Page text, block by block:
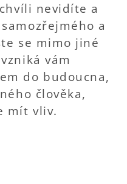
nevidíte a
a
se mimo jiné
vám
do budoucna,
člověka,
mít vliv.